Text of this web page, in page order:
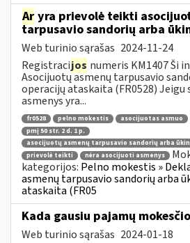
Ar yra prievolė teikti
tarpusavio sandorių arba
Web turinio sąrašas 2024-11-24
Registracijos numeris KM1407 Ši
Asocijuotų asmenų tarpusavio
operacijų ataskaita (FR0528) Jeigu
asmenys yra...
fr0528 pelno mokestis asocijuotas asmuo
pmį 50 str. 2 d. 1 p.
asocijuotų asmenų tarpusavio sandorių arba
prievolė teikti
nėra asocijuoti asmenys
kategorijos: Pelno mokestis »
asmenų tarpusavio sandorių arba
ataskaita (FR05
Kada gausiu pajamų
Web turinio sąrašas 2024-01-18